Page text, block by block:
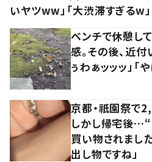
いヤツww」「大渋滞すぎるw」
ベンチで休憩し
感。その後、近
ぅわぁッッッ」「
京都・祇園祭で
しかし帰宅後…“
買い物されました
出し物ですね」